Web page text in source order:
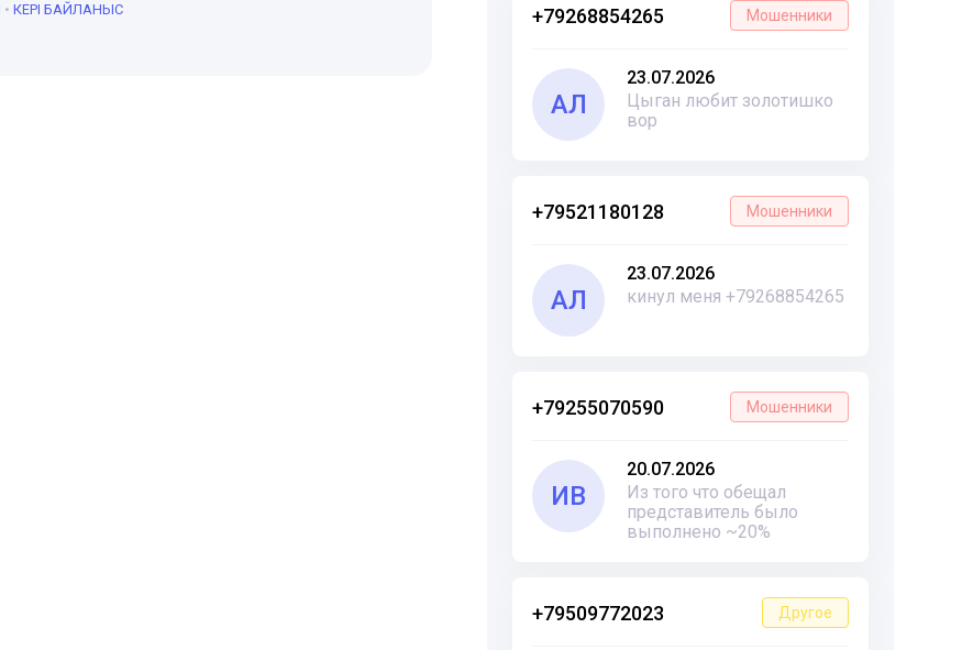
+79268854265 Мошенники
АЛ
23.07.2026
Цыган любит золотишко
вор
+79521180128 Мошенники
АЛ
23.07.2026
кинул меня +79268854265
+79255070590 Мошенники
ИВ
20.07.2026
Из того что обещал
представитель было
выполнено ~20%
+79509772023 Другое
• КЕРІ БАЙЛАНЫС